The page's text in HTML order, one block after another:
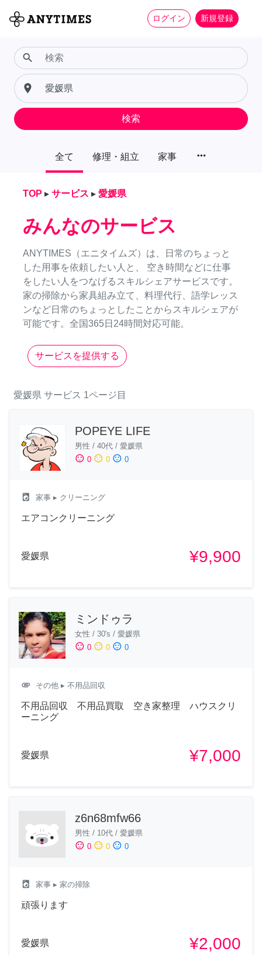
ログイン 新規登録
全て 修理・組立 家事 more_horiz
search
place
検索
TOP ▸ サービス ▸ 愛媛県
みんなのサービス
ANYTIMES（エニタイムズ）は、日常のちょっと
した用事を依頼したい人と、 空き時間などに仕事
をしたい人をつなげるスキルシェアサービスです。
家の掃除から家具組み立て、料理代行、語学レッス
ンなど日常のちょっとしたことからスキルシェアが
可能です。全国365日24時間対応可能。
サービスを提供する
愛媛県 サービス 1ページ目
POPEYE LIFE
男性 / 40代 / 愛媛県
sentiment_satisfied 0 sentiment_neutral 0 sentiment_dissatisfied 0
local_laundry_service 家事 ▸ クリーニング
エアコンクリーニング
愛媛県 ¥9,900
ミンドゥラ
女性 / 30's / 愛媛県
sentiment_satisfied 0 sentiment_neutral 0 sentiment_dissatisfied 0
attachment その他 ▸ 不用品回収
不用品回収 不用品買取 空き家整理 ハウスクリ
ーニング
愛媛県 ¥7,000
z6n68mfw66
男性 / 10代 / 愛媛県
sentiment_satisfied 0 sentiment_neutral 0 sentiment_dissatisfied 0
local_laundry_service 家事 ▸ 家の掃除
頑張ります
愛媛県 ¥2,000